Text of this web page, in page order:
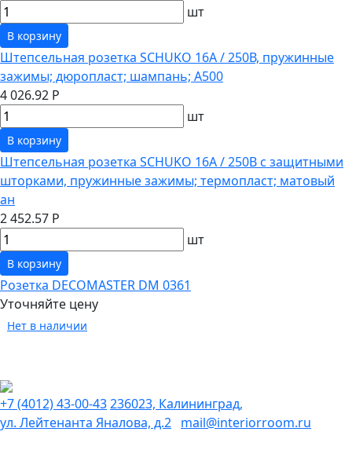
шт
В корзину
Штепсельная розетка SCHUKO 16А / 250В, пружинные
зажимы; дюропласт; шампань; A500
4 026.92 Р
шт
В корзину
Штепсельная розетка SCHUKO 16А / 250В с защитными
шторками, пружинные зажимы; термопласт; матовый
ан
2 452.57 Р
шт
В корзину
Розетка DECOMASTER DM 0361
Уточняйте цену
Нет в наличии
+7 (4012) 43-00-43236023, Калининград,
ул. Лейтенанта Яналова, д.2 mail@interiorroom.ru